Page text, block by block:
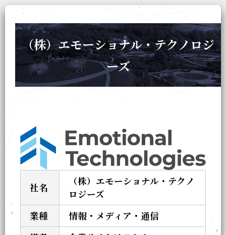
（株）エモーショナル・テクノロジ
ーズ
社名
（株）エモーショナル・テクノ
ロジーズ
業種
情報・メディア・通信